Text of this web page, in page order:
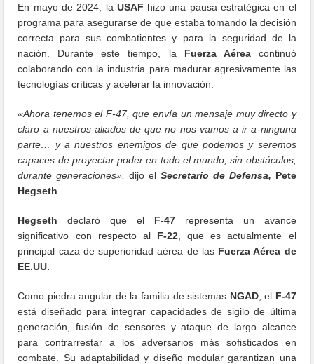
En mayo de 2024, la USAF hizo una pausa estratégica en el
programa para asegurarse de que estaba tomando la decisión
correcta para sus combatientes y para la seguridad de la
nación. Durante este tiempo, la Fuerza Aéreacontinuó
colaborando con la industria para madurar agresivamente las
tecnologías críticas y acelerar la innovación.
«Ahora tenemos el F-47, que envía un mensaje muy directo y
claro a nuestros aliados de que no nos vamos a ir a ninguna
parte… y a nuestros enemigos de que podemos y seremos
capaces de proyectar poder en todo el mundo, sin obstáculos,
durante generaciones»,
dijo el Secretario de Defensa, Pete
Hegseth
Hegseth declaró que el F-47representa un avance
significativo con respecto al F-22 , que es actualmente el
principal caza de superioridad aérea de las Fuerza Aérea de
EE.UU.
Como piedra angular de la familia de sistemas NGAD, el F-47
está diseñado para integrar capacidades de sigilo de última
generación, fusión de sensores y ataque de largo alcance
para contrarrestar a los adversarios más sofisticados en
combate. Su adaptabilidad y diseño modular garantizan una